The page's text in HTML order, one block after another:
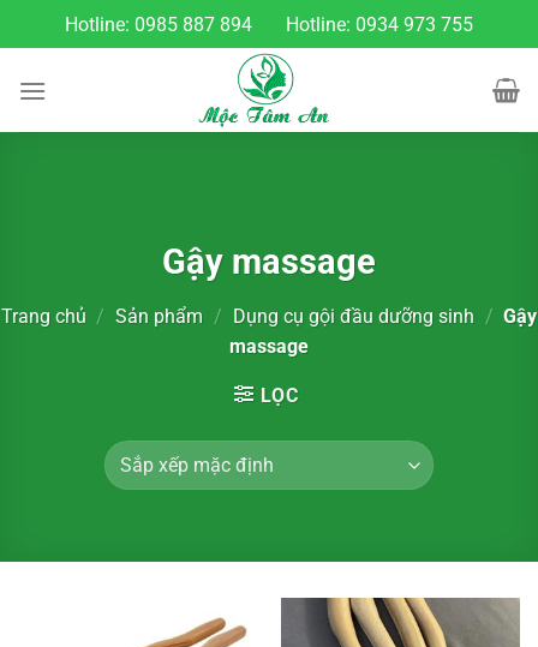
đến
dung
Hotline: 0985 887 894 Hotline: 0934 973 755
Gậy massage
Trang chủ / Sản phẩm / Dụng cụ gội đầu dưỡng sinh / Gậy
massage
LỌC